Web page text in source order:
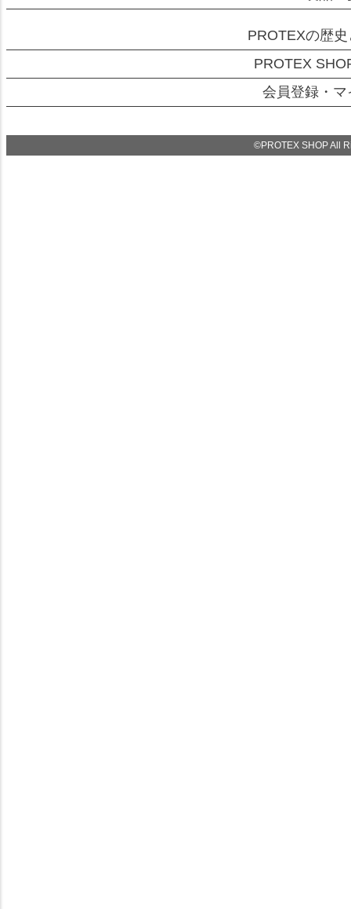
PROTEXの歴
PROTEX
会員登録・マ
©PROTEX SHOP All